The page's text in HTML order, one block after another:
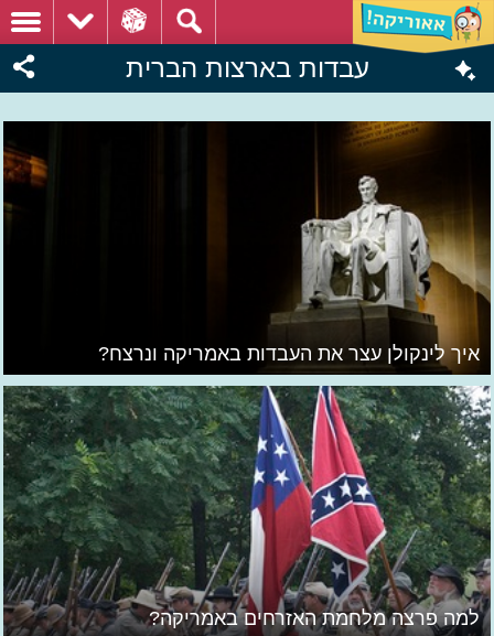
עבדות בארצות הברית
איך לינקולן עצר את העבדות באמריקה ונרצח?
למה פרצה מלחמת האזרחים באמריקה?